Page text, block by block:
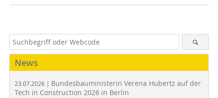
News
23.07.2026 | Bundesbauministerin Verena Hubertz auf der
Tech in Construction 2026 in Berlin